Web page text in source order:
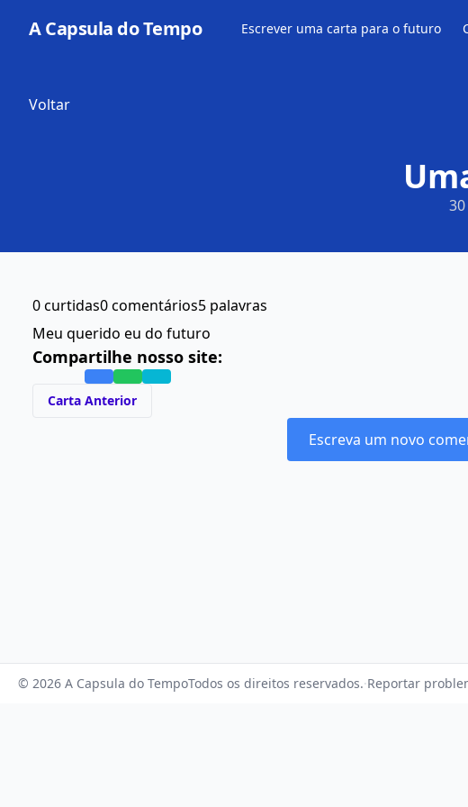
A Capsula do Tempo Escrever uma carta para o futuro
Voltar
0 curtidas0 comentários5 palavras
Meu querido eu do futuro
Compartilhe nosso site:
Carta Anterior
Escreva um novo
© 2026 A Capsula do TempoTodos os direitos reservados.·Reportar